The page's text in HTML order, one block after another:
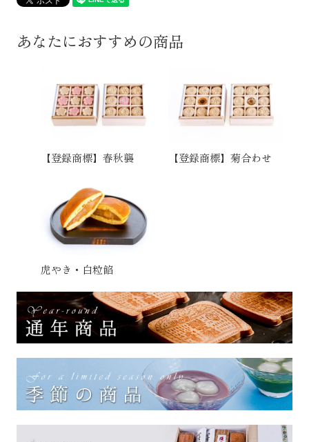
あなたにおすすめの商品
【登録商標】春秋襲 【登録商標】菊合わせ
虎やき・白粒餡